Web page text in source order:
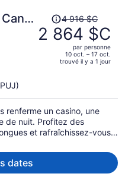
prix
était
de 4 916 $C,
de 2 864 $C
par
personne.
4 916 $C
2 864 $C
par personne
10 oct. – 17 oct.
trouvé il y a 1 jour
renferme un casino, une
de nuit. Profitez des
et rafraîchissez-vous
gratuit et une piscine
se trouve sur place.
dates